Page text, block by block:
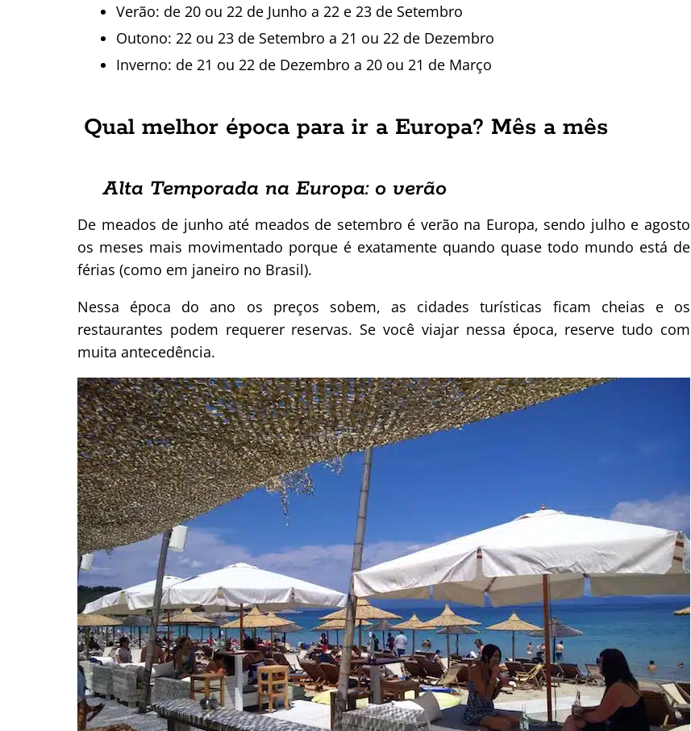
Verão: de 20 ou 22 de Junho a 22 e 23 de Setembro
Outono: 22 ou 23 de Setembro a 21 ou 22 de Dezembro
Inverno: de 21 ou 22 de Dezembro a 20 ou 21 de Março
Qual melhor época para ir a Europa? Mês a mês
Alta Temporada na Europa: o verão
De meados de junho até meados de setembro é verão na Europa, sendo julho e agosto
os meses mais movimentado porque é exatamente quando quase todo mundo está de
férias (como em janeiro no Brasil).
Nessa época do ano os preços sobem, as cidades turísticas ficam cheias e os
restaurantes podem requerer reservas. Se você viajar nessa época, reserve tudo com
muita antecedência.